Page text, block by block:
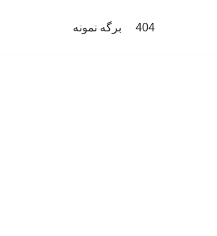
404 برگه نمونه